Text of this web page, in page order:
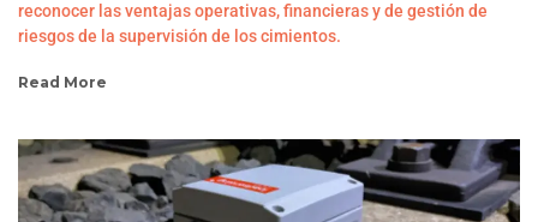
reconocer las ventajas operativas, financieras y de gestión de
riesgos de la supervisión de los cimientos.
Read More